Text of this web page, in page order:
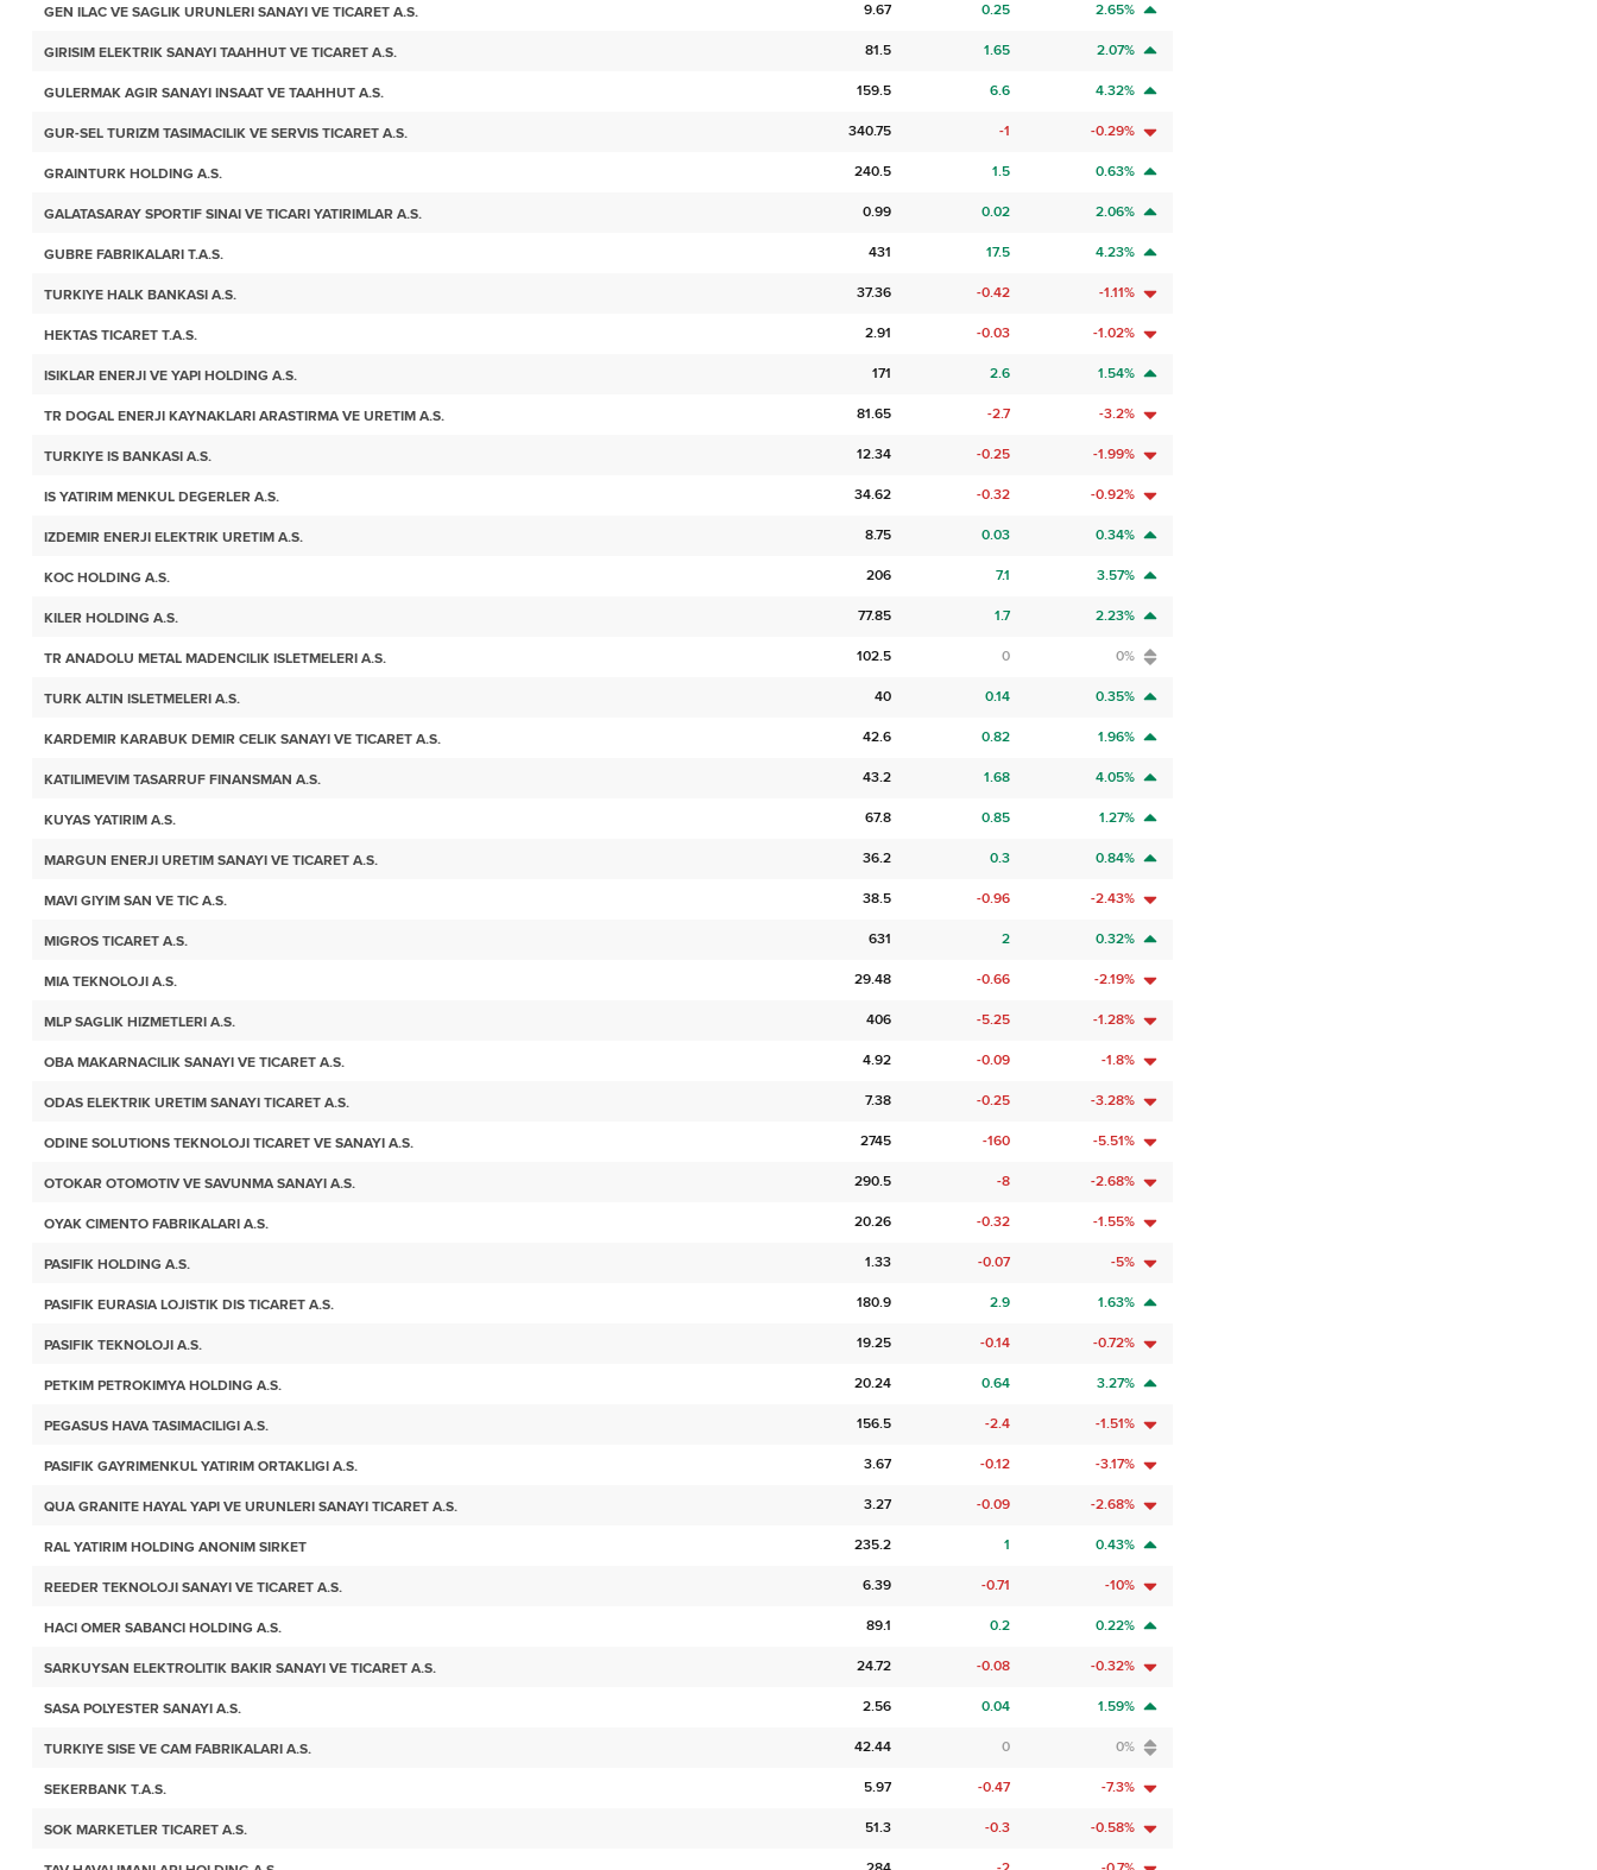
GEN ILAC VE SAGLIK URUNLERI SANAYI VE TICARET A.S. 9.67 0.25 2.65%
GIRISIM ELEKTRIK SANAYI TAAHHUT VE TICARET A.S. 81.5 1.65 2.07%
GULERMAK AGIR SANAYI INSAAT VE TAAHHUT A.S. 159.5 6.6 4.32%
GUR-SEL TURIZM TASIMACILIK VE SERVIS TICARET A.S. 340.75 -1 -0.29%
GRAINTURK HOLDING A.S. 240.5 1.5 0.63%
GALATASARAY SPORTIF SINAI VE TICARI YATIRIMLAR A.S. 0.99 0.02 2.06%
GUBRE FABRIKALARI T.A.S. 431 17.5 4.23%
TURKIYE HALK BANKASI A.S. 37.36 -0.42 -1.11%
HEKTAS TICARET T.A.S. 2.91 -0.03 -1.02%
ISIKLAR ENERJI VE YAPI HOLDING A.S. 171 2.6 1.54%
TR DOGAL ENERJI KAYNAKLARI ARASTIRMA VE URETIM A.S. 81.65 -2.7 -3.2%
TURKIYE IS BANKASI A.S. 12.34 -0.25 -1.99%
IS YATIRIM MENKUL DEGERLER A.S. 34.62 -0.32 -0.92%
IZDEMIR ENERJI ELEKTRIK URETIM A.S. 8.75 0.03 0.34%
KOC HOLDING A.S. 206 7.1 3.57%
KILER HOLDING A.S. 77.85 1.7 2.23%
TR ANADOLU METAL MADENCILIK ISLETMELERI A.S. 102.5 0 0%
TURK ALTIN ISLETMELERI A.S. 40 0.14 0.35%
KARDEMIR KARABUK DEMIR CELIK SANAYI VE TICARET A.S. 42.6 0.82 1.96%
KATILIMEVIM TASARRUF FINANSMAN A.S. 43.2 1.68 4.05%
KUYAS YATIRIM A.S. 67.8 0.85 1.27%
MARGUN ENERJI URETIM SANAYI VE TICARET A.S. 36.2 0.3 0.84%
MAVI GIYIM SAN VE TIC A.S. 38.5 -0.96 -2.43%
MIGROS TICARET A.S. 631 2 0.32%
MIA TEKNOLOJI A.S. 29.48 -0.66 -2.19%
MLP SAGLIK HIZMETLERI A.S. 406 -5.25 -1.28%
OBA MAKARNACILIK SANAYI VE TICARET A.S. 4.92 -0.09 -1.8%
ODAS ELEKTRIK URETIM SANAYI TICARET A.S. 7.38 -0.25 -3.28%
ODINE SOLUTIONS TEKNOLOJI TICARET VE SANAYI A.S. 2745 -160 -5.51%
OTOKAR OTOMOTIV VE SAVUNMA SANAYI A.S. 290.5 -8 -2.68%
OYAK CIMENTO FABRIKALARI A.S. 20.26 -0.32 -1.55%
PASIFIK HOLDING A.S. 1.33 -0.07 -5%
PASIFIK EURASIA LOJISTIK DIS TICARET A.S. 180.9 2.9 1.63%
PASIFIK TEKNOLOJI A.S. 19.25 -0.14 -0.72%
PETKIM PETROKIMYA HOLDING A.S. 20.24 0.64 3.27%
PEGASUS HAVA TASIMACILIGI A.S. 156.5 -2.4 -1.51%
PASIFIK GAYRIMENKUL YATIRIM ORTAKLIGI A.S. 3.67 -0.12 -3.17%
QUA GRANITE HAYAL YAPI VE URUNLERI SANAYI TICARET A.S. 3.27 -0.09 -2.68%
RAL YATIRIM HOLDING ANONIM SIRKET 235.2 1 0.43%
REEDER TEKNOLOJI SANAYI VE TICARET A.S. 6.39 -0.71 -10%
HACI OMER SABANCI HOLDING A.S. 89.1 0.2 0.22%
SARKUYSAN ELEKTROLITIK BAKIR SANAYI VE TICARET A.S. 24.72 -0.08 -0.32%
SASA POLYESTER SANAYI A.S. 2.56 0.04 1.59%
TURKIYE SISE VE CAM FABRIKALARI A.S. 42.44 0 0%
SEKERBANK T.A.S. 5.97 -0.47 -7.3%
SOK MARKETLER TICARET A.S. 51.3 -0.3 -0.58%